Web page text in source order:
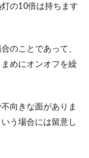
ン用品も衣類も真
注意点
などの食器など、ハイタ
の10倍は持ちます
のことであって、
めにオンオフを繰
向きな面がありま
う場合には留意し